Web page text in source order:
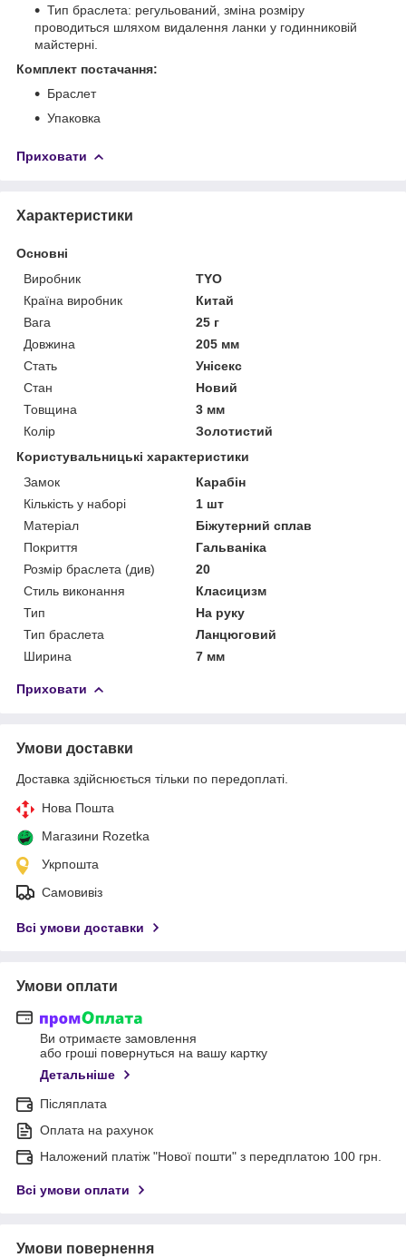
Тип браслета: регульований, зміна розміру
проводиться шляхом видалення ланки у годинниковій
майстерні.
Комплект постачання:
Браслет
Упаковка
Приховати
Характеристики
Основні
Виробник
TYO
Країна виробник
Китай
Вага
25 г
Довжина
205 мм
Стать
Унісекс
Стан
Новий
Товщина
3 мм
Колір
Золотистий
Користувальницькі характеристики
Замок
Карабін
Кількість у наборі
1 шт
Матеріал
Біжутерний сплав
Покриття
Гальваніка
Розмір браслета (див)
20
Стиль виконання
Класицизм
Тип
На руку
Тип браслета
Ланцюговий
Ширина
7 мм
Приховати
Умови доставки
Доставка здійснюється тільки по передоплаті.
Нова Пошта
Магазини Rozetka
Укрпошта
Самовивіз
Всі умови доставки
Умови оплати
Ви отримаєте замовлення
або гроші повернуться на вашу картку
Детальніше
Післяплата
Оплата на рахунок
Наложений платіж "Нової пошти" з передплатою 100 грн.
Всі умови оплати
Умови повернення